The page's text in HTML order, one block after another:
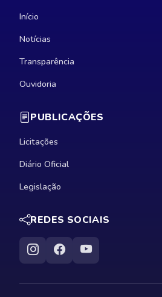
Início
Notícias
Transparência
Ouvidoria
PUBLICAÇÕES
Licitações
Diário Oficial
Legislação
REDES SOCIAIS